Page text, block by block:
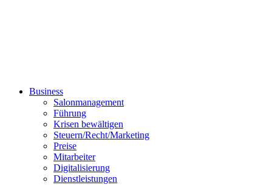
Business
Salonmanagement
Führung
Krisen bewältigen
Steuern/Recht/Marketing
Preise
Mitarbeiter
Digitalisierung
Dienstleistungen